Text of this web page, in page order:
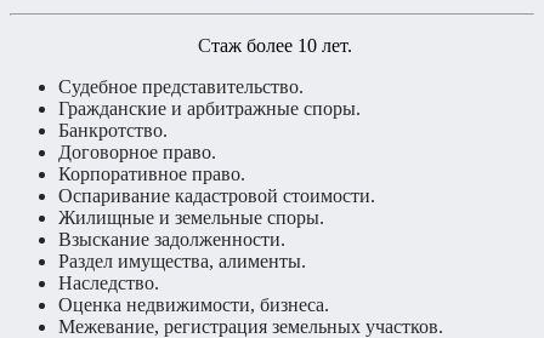
Стаж более 10 лет.
Судебное представительство.
Гражданские и арбитражные споры.
Банкротство.
Договорное право.
Корпоративное право.
Оспаривание кадастровой стоимости.
Жилищные и земельные споры.
Взыскание задолженности.
Раздел имущества, алименты.
Наследство.
Оценка недвижимости, бизнеса.
Межевание, регистрация земельных участков.